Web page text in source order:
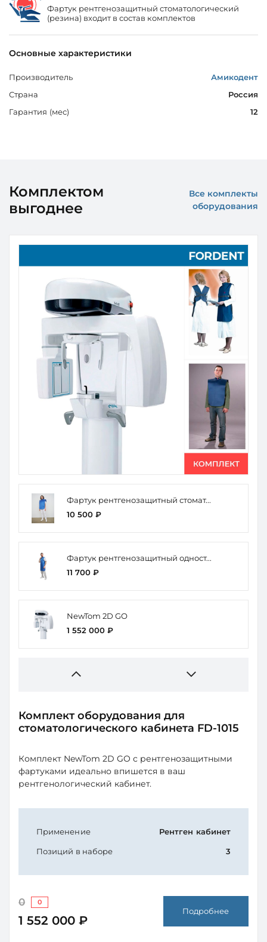
Фартук рентгенозащитный стоматологический
(резина) входит в состав комплектов
Основные характеристики
Производитель
Амикодент
Страна
Россия
Гарантия (мес)
12
Комплектом
выгоднее
Все комплекты
оборудования
Комплект оборудования для
стоматологического кабинета FD-1015
Комплект NewTom 2D GO с рентгенозащитными
фартуками идеально впишется в ваш
рентгенологический кабинет.
Применение Рентген кабинет
Позиций в наборе 3
0 0
1 552 000 ₽
Подробнее
Фартук рентгенозащитный стомат...
10 500 ₽
Фартук рентгенозащитный одност...
11 700 ₽
NewTom 2D GO
1 552 000 ₽